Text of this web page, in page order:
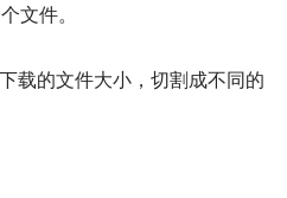
文件。
载的文件大小，切割成不同的